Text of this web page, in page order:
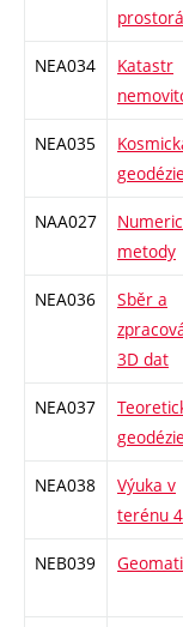
NEA034
Katastr
NEA035
NAA027
metody
NEA036
Sběr a
3D dat
NEA037
NEA038
Výuka v
terénu 4
NEB039